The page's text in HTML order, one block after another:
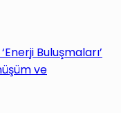
Buluşmaları’
ve